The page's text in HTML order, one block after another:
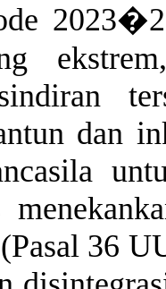
ekstrem
dan
(Pasal 36